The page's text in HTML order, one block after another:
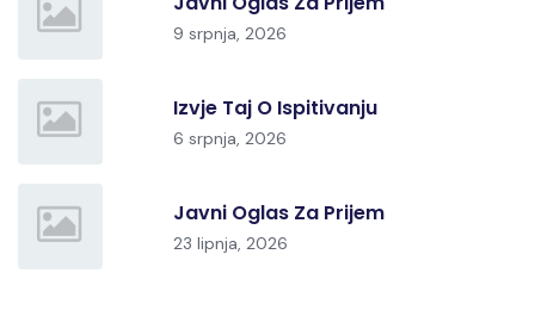
9 srpnja, 2026
Izvje Taj O Ispitivanju
6 srpnja, 2026
Javni Oglas Za Prijem
23 lipnja, 2026